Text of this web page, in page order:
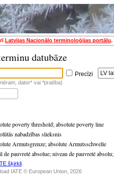
Latvijas Nacionālo terminoloģijas portālu.
datubāze
Precīzi
dator* vai *pratība)
poverty threshold;absolute poverty line
nabadzības slieksnis
Armutsgrenze;absolute Armutsschwelle
de pauvreté absolue;niveau de pauvreté absolu;
šķirkli
IATE © European Union, 2026